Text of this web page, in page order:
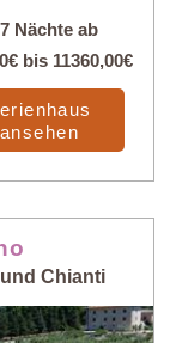
7 Nächte ab
bis 11360,00€
ansehen
Chianti